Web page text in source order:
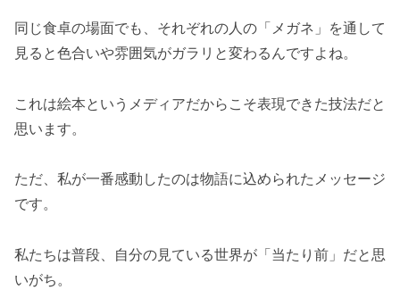
同じ食卓の場面でも、それぞれの人の「メガネ」を通して
見ると色合いや雰囲気がガラリと変わるんですよね。
これは絵本というメディアだからこそ表現できた技法だと
思います。
ただ、私が一番感動したのは物語に込められたメッセージ
です。
私たちは普段、自分の見ている世界が「当たり前」だと思
いがち。